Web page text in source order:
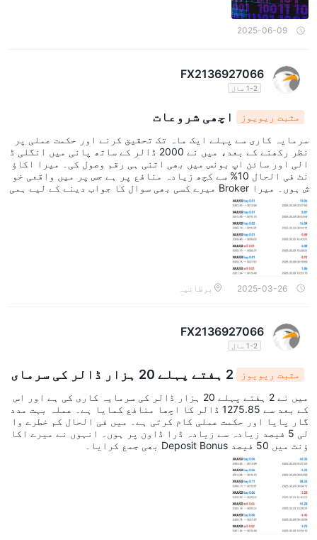
2025-06-09
FX2136927066
1-2 سال
مثبت ریویوز اچھی شروعات
سرمایہ کاری سے پہلے ایک ماہ تک تحقیق کرنے اور حکمت عملی پر
نظر رکھنے کے بعد، میں نے 2000 ڈالر کے ساتھ پانی میں انگلی ڈ
الی اور سائن اپ بونس میں بھی اتنی ہی رقم وصول کی۔ میرا اکاؤ
نٹ فی الحال 10% سے کچھ زیادہ منافع پر ہے جس پر میں واقعی خو
ش ہوں۔ میرا Broker میرے کسی بھی سوال کا جواب دینے کے لیے ہمی
شہ دستیاب رہتا ہے، یہاں تک کہ ان کے واٹس ایپ پر بھی۔ اب تک ب
ہت خوش ہوں۔
2025-03-26 برطانیہ
FX2136927066
1-2 سال
مثبت ریویوز
2 ہفتے پہلے 20 ہزار ڈالر کی سرمای
ہ کاری کی 1275 ڈالر کا منافع
میں نے 2 ہفتے پہلے 20 ہزار ڈالر کی سرمایہ کاری کی ہے اور اس
کے بعد سے 1275.85 ڈالر کا اچھا منافع کمایا ہے۔ عملہ بہت مدد
گار پایا اور حکمت عملی کام کرتی ہے۔ میں فی الحال کم خطرے وا
لی 5 فیصد زیادہ سے زیادہ ڈرا ڈاون پر ہوں۔ انہوں نے میرے اکا
ؤنٹ میں 50 فیصد Deposit Bonus بھی جمع کرایا۔